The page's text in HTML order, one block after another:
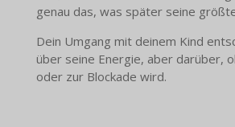
genau das, was später seine
Dein Umgang mit deinem Kind
über seine Energie, aber darüber,
oder zur Blockade wird.